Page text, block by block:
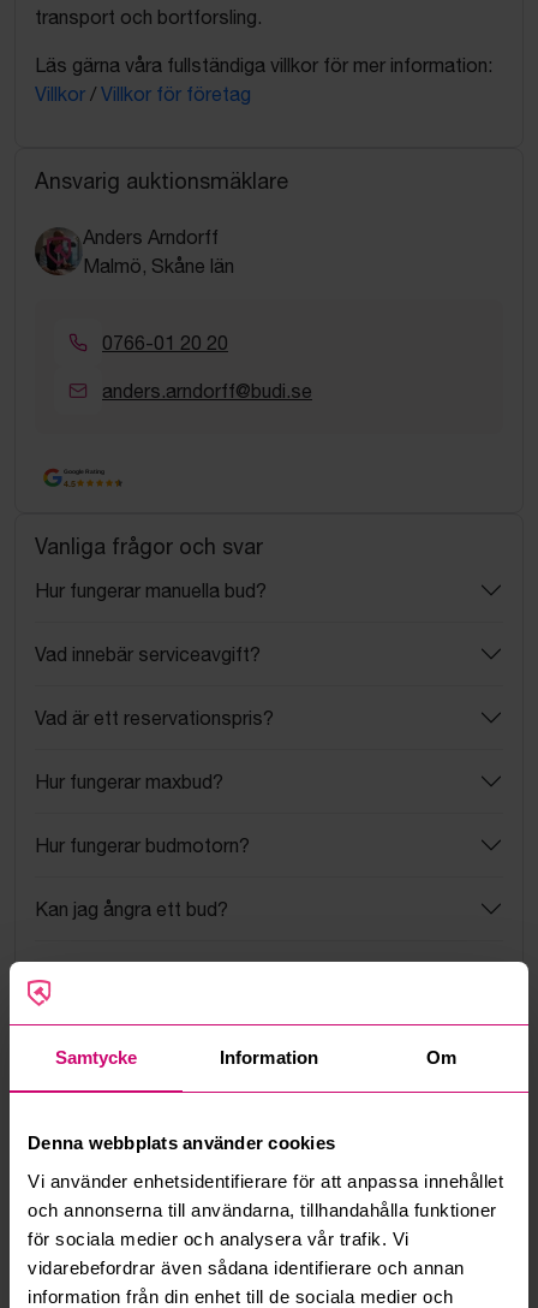
Samtycke Information Om
Denna webbplats använder cookies
Vi använder enhetsidentifierare för att anpassa innehållet
och annonserna till användarna, tillhandahålla funktioner
för sociala medier och analysera vår trafik. Vi
vidarebefordrar även sådana identifierare och annan
information från din enhet till de sociala medier och
transport och bortforsling.
Läs gärna våra fullständiga villkor för mer information:
Villkor / Villkor för företag
Ansvarig auktionsmäklare
Anders Arndorff
Malmö, Skåne län
0766-01 20 20
anders.arndorff@budi.se
Google Rating
4.5
Vanliga frågor och svar
Hur fungerar manuella bud?
Vad innebär serviceavgift?
Vad är ett reservationspris?
Hur fungerar maxbud?
Hur fungerar budmotorn?
Kan jag ångra ett bud?
Läs fler frågor och svar